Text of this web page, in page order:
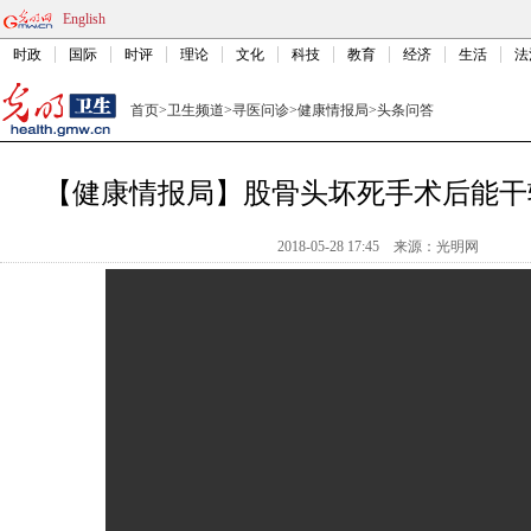
English
时政 国际 时评 理论 文化 科技 教育 经济 生活
首页>卫生频道>寻医问诊>健康情报局>头条问答
【健康情报局】股骨头坏死手术后能
2018-05-28 17:45 来源：光明网